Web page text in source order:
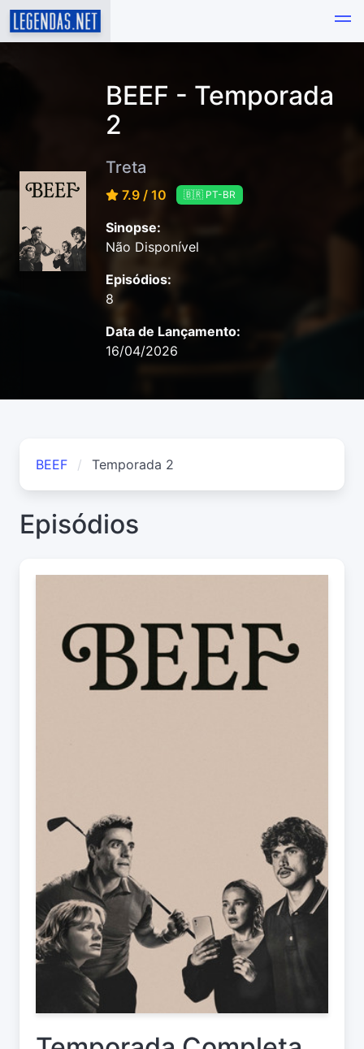
BEEF - Temporada
2
Treta
7.9 / 10 🇧🇷 PT-BR
Sinopse:
Não Disponível
Episódios:
8
Data de Lançamento:
16/04/2026
BEEF Temporada 2
Episódios